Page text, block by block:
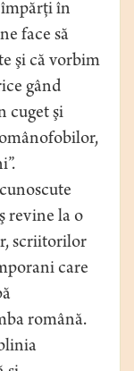
împărţi în
face să
şi că vorbim
gând
cuget şi
revine la o
scriitorilor
care
română.